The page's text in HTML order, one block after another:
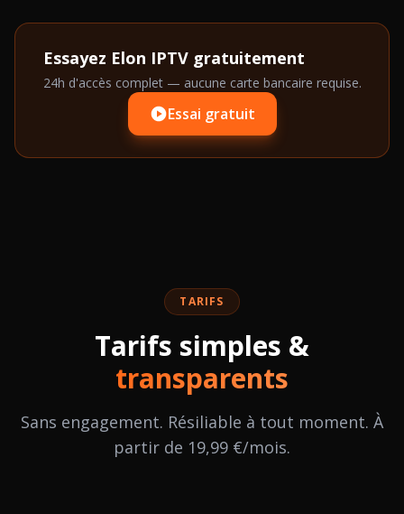
Essayez Elon IPTV gratuitement
24h d'accès complet — aucune carte bancaire requise.
Essai gratuit
TARIFS
Tarifs simples &
transparents
Sans engagement. Résiliable à tout moment. À
partir de 19,99 €/mois.